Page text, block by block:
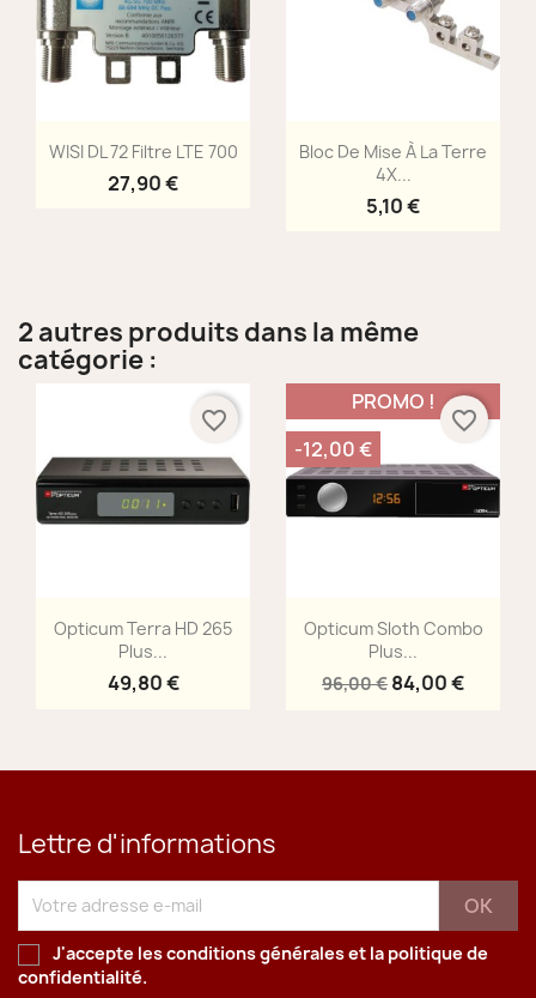
Aperçu rapide
WISI DL 72 Filtre LTE 700
27,90 €
Aperçu rapide
Bloc De Mise À La Terre
4X...
5,10 €
2 autres produits dans la même
catégorie :
Aperçu rapide
Opticum Terra HD 265
Plus...
49,80 €
favorite_border
Aperçu rapide
Opticum Sloth Combo
Plus...
96,00 € 84,00 €
PROMO !
-12,00 €
favorite_border
Lettre d'informations
J'accepte les conditions générales et la politique de
confidentialité.